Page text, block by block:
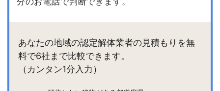
あなたの地域の認定解体業者の見積もりを無
料で6社まで比較できます。
（カンタン1分入力）